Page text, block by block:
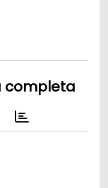
completa